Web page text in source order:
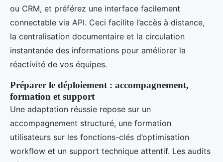
ou CRM, et préférez une interface facilement
connectable via API. Ceci facilite l’accès à distance,
la centralisation documentaire et la circulation
instantanée des informations pour améliorer la
réactivité de vos équipes.
Préparer le déploiement : accompagnement,
formation et support
Une adaptation réussie repose sur un
accompagnement structuré, une formation
utilisateurs sur les fonctions-clés d’optimisation
workflow et un support technique attentif. Les audits